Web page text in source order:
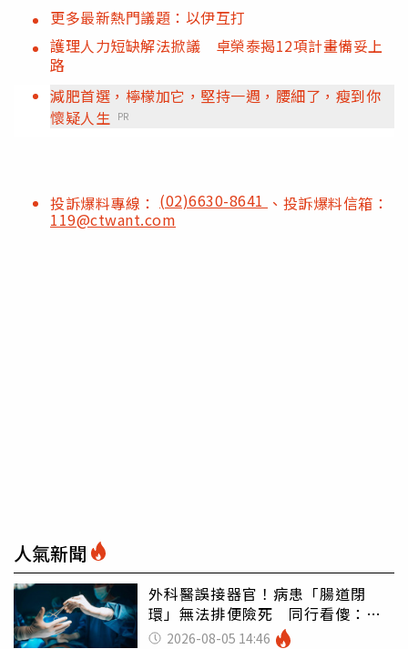
更多最新熱門議題：以伊互打
護理人力短缺解法掀議 卓榮泰揭12項計畫備妥上
路
減肥首選，檸檬加它，堅持一週，腰細了，瘦到你
懷疑人生
PR
投訴爆料專線： (02)6630-8641 、投訴爆料信箱：
119@ctwant.com
人氣新聞
外科醫誤接器官！病患「腸道閉
環」無法排便險死 同行看傻：糟
糕至極
2026-08-05 14:46